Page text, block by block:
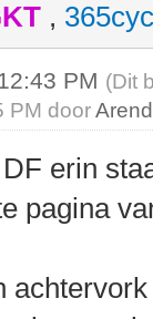
,
PM (Dit
PM door
erin
pagina